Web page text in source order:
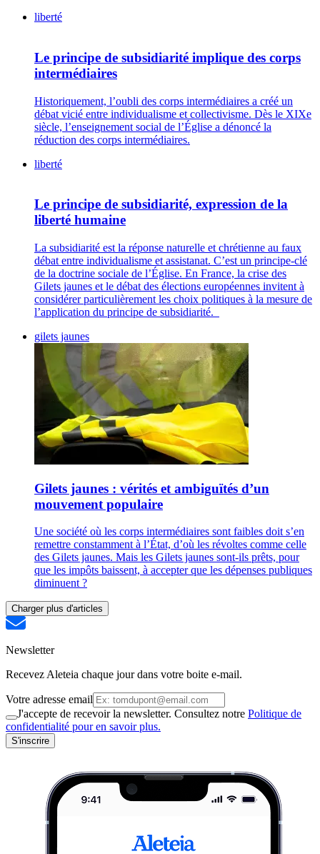
liberté
Le principe de subsidiarité implique des corps
intermédiaires
Historiquement, l’oubli des corps intermédiaires a créé un
débat vicié entre individualisme et collectivisme. Dès le XIXe
siècle, l’enseignement social de l’Église a dénoncé la
réduction des corps intermédiaires.
liberté
Le principe de subsidiarité, expression de la
liberté humaine
La subsidiarité est la réponse naturelle et chrétienne au faux
débat entre individualisme et assistanat. C’est un principe-clé
de la doctrine sociale de l’Église. En France, la crise des
Gilets jaunes et le débat des élections européennes invitent à
considérer particulièrement les choix politiques à la mesure de
l’application du principe de subsidiarité.
gilets jaunes
Gilets jaunes : vérités et ambiguïtés d’un
mouvement populaire
Une société où les corps intermédiaires sont faibles doit s’en
remettre constamment à l’État, d’où les révoltes comme celle
des Gilets jaunes. Mais les Gilets jaunes sont-ils prêts, pour
que les impôts baissent, à accepter que les dépenses publiques
diminuent ?
Charger plus d'articles
Newsletter
Recevez Aleteia chaque jour dans votre boite e-mail.
Votre adresse email
J'accepte de recevoir la newsletter. Consultez notre Politique de
confidentialité pour en savoir plus.
S'inscrire